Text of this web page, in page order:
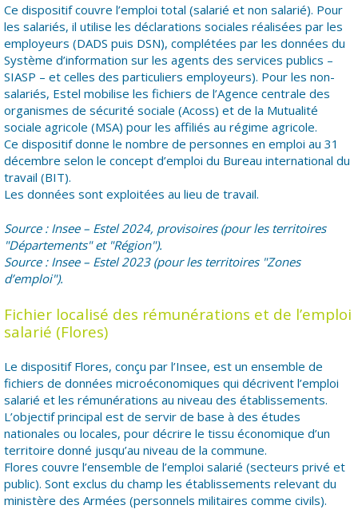
Ce dispositif couvre l’emploi total (salarié et non salarié). Pour
les salariés, il utilise les déclarations sociales réalisées par les
employeurs (DADS puis DSN), complétées par les données du
Système d’information sur les agents des services publics –
SIASP – et celles des particuliers employeurs). Pour les non-
salariés, Estel mobilise les fichiers de l’Agence centrale des
organismes de sécurité sociale (Acoss) et de la Mutualité
sociale agricole (MSA) pour les affiliés au régime agricole.
Ce dispositif donne le nombre de personnes en emploi au 31
décembre selon le concept d’emploi du Bureau international du
travail (BIT).
Les données sont exploitées au lieu de travail.
Source : Insee – Estel 2024, provisoires (pour les territoires
"Départements" et "Région").
Source : Insee – Estel 2023 (pour les territoires "Zones
d’emploi").
Fichier localisé des rémunérations et de l’emploi
salarié (Flores)
Le dispositif Flores, conçu par l’Insee, est un ensemble de
fichiers de données microéconomiques qui décrivent l’emploi
salarié et les rémunérations au niveau des établissements.
L’objectif principal est de servir de base à des études
nationales ou locales, pour décrire le tissu économique d’un
territoire donné jusqu’au niveau de la commune.
Flores couvre l’ensemble de l’emploi salarié (secteurs privé et
public). Sont exclus du champ les établissements relevant du
ministère des Armées (personnels militaires comme civils).